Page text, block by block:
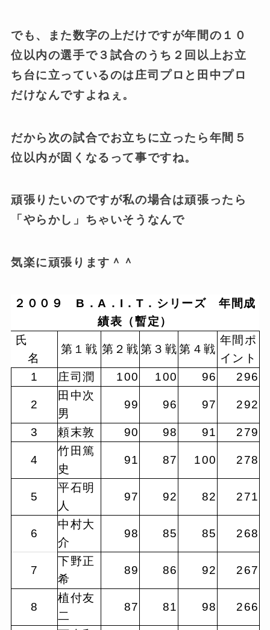
でも、また数字の上だけですが年間の１０
位以内の選手で３試合のうち２回以上お立
ち台に立っているのは庄司プロと田中プロ
だけなんですよねぇ。
だから次の試合でお立ちに立ったら年間５
位以内が固くなるって事ですね。
頑張りたいのですが私の場合は頑張ったら
「やらかし」ちゃいそうなんで
気楽に頑張ります＾＾
２００９ B．A．I．T．シリーズ 年間成
績表（暫定）
氏
名
第１戦 第２戦第３戦第４戦
年間ポ
イント
1
庄司潤 100 100 96 296
2
田中次
男
99 96 97 292
3 頼末敦 90 98 91 279
4
竹田篤
史
91 87 100 278
5
平石明
人
97 92 82 271
6
中村大
介
98 85 85 268
7
下野正
希
89 86 92 267
8
植付友
二
87 81 98 266